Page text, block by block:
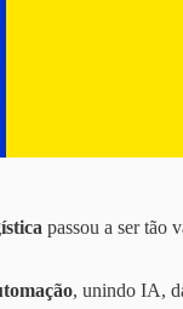
passou a ser tão
, unindo IA,